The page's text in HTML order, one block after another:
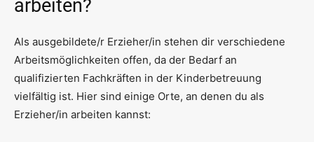
arbeiten?
Als ausgebildete/r Erzieher/in stehen dir verschiedene
Arbeitsmöglichkeiten offen, da der Bedarf an
qualifizierten Fachkräften in der Kinderbetreuung
vielfältig ist. Hier sind einige Orte, an denen du als
Erzieher/in arbeiten kannst: